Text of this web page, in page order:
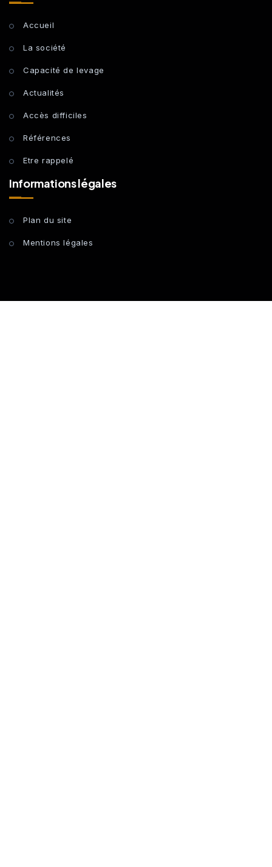
Accueil
La société
Capacité de levage
Actualités
Accès difficiles
Références
Etre rappelé
Informations légales
Plan du site
Mentions légales